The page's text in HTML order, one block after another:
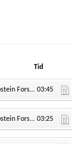
Tid
Morten Omlid/ Jostein Forsberg 03:45
Morten Omlid/ Jostein Forsberg 03:25